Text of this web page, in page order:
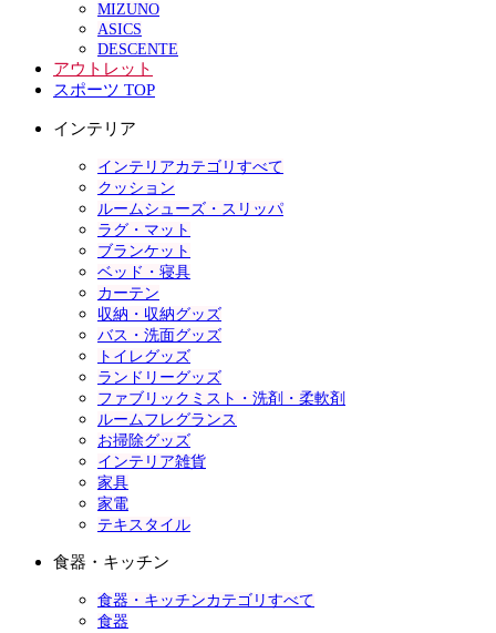
MIZUNO
ASICS
DESCENTE
アウトレット
スポーツ TOP
インテリア
インテリアカテゴリすべて
クッション
ルームシューズ・スリッパ
ラグ・マット
ブランケット
ベッド・寝具
カーテン
収納・収納グッズ
バス・洗面グッズ
トイレグッズ
ランドリーグッズ
ファブリックミスト・洗剤・柔軟剤
ルームフレグランス
お掃除グッズ
インテリア雑貨
家具
家電
テキスタイル
食器・キッチン
食器・キッチンカテゴリすべて
食器